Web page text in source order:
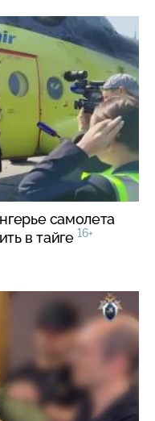
самолета
в тайге 16+